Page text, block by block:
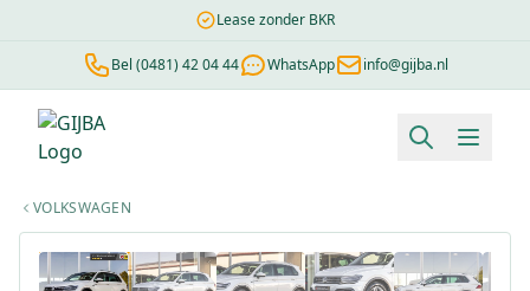
Lease zonder BKR
Bel (0481) 42 04 44 WhatsApp info@gijba.nl
Financial lease berekenen
VOLKSWAGEN